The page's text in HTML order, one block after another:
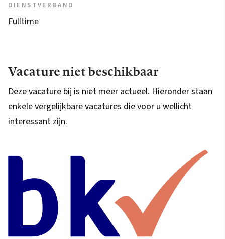
DIENSTVERBAND
Fulltime
Vacature niet beschikbaar
Deze vacature bij is niet meer actueel. Hieronder staan
enkele vergelijkbare vacatures die voor u wellicht
interessant zijn.